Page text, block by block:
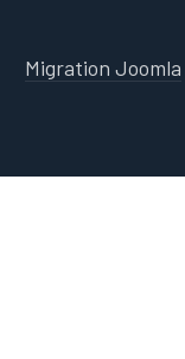
Migration Joomla